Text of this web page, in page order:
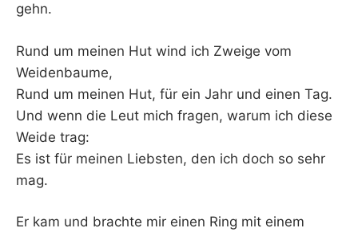
gehn.
Rund um meinen Hut wind ich Zweige vom
Weidenbaume,
Rund um meinen Hut, für ein Jahr und einen Tag.
Und wenn die Leut mich fragen, warum ich diese
Weide trag:
Es ist für meinen Liebsten, den ich doch so sehr
mag.
Er kam und brachte mir einen Ring mit einem